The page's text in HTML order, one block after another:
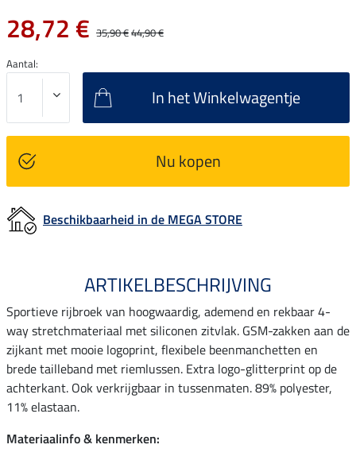
28,72 € 35,90 €44,90 €
Aantal:
In het Winkelwagentje
Nu kopen
Beschikbaarheid in de MEGA STORE
ARTIKELBESCHRIJVING
Sportieve rijbroek van hoogwaardig, ademend en rekbaar 4-
way stretchmateriaal met siliconen zitvlak. GSM-zakken aan de
zijkant met mooie logoprint, flexibele beenmanchetten en
brede tailleband met riemlussen. Extra logo-glitterprint op de
achterkant. Ook verkrijgbaar in tussenmaten. 89% polyester,
11% elastaan.
Materiaalinfo & kenmerken: